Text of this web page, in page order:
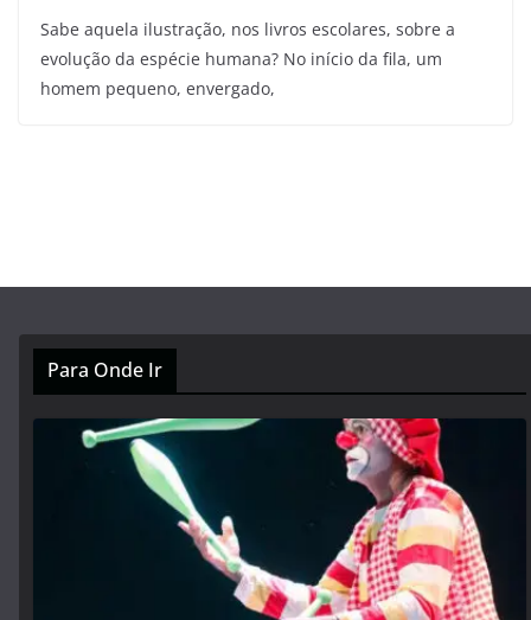
Sabe aquela ilustração, nos livros escolares, sobre a
evolução da espécie humana? No início da fila, um
homem pequeno, envergado,
Para Onde Ir